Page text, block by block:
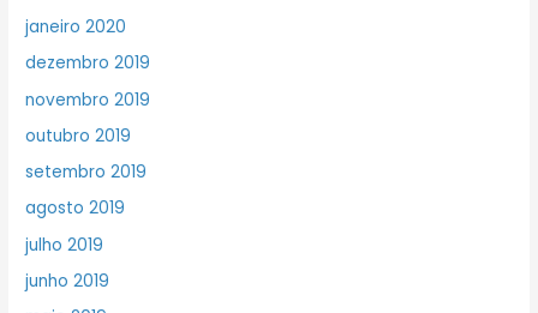
janeiro 2020
dezembro 2019
novembro 2019
outubro 2019
setembro 2019
agosto 2019
julho 2019
junho 2019